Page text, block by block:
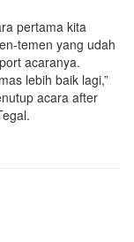
pertama kita
temen yang udah
acaranya.
lebih baik lagi,”
acara after